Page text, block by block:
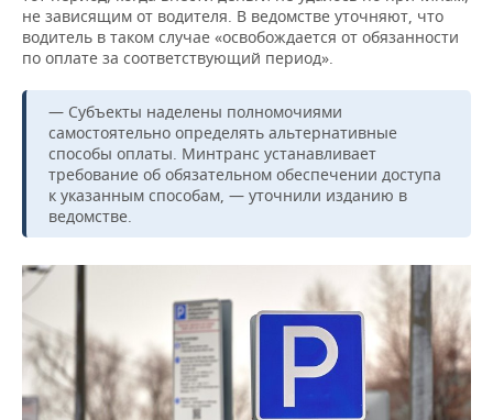
ХОККЕЙ С МЯЧОМ
ПРОИСШЕСТВИЯ
не зависящим от водителя. В ведомстве уточняют, что
водитель в таком случае «освобождается от обязанности
по оплате за соответствующий период».
— Субъекты наделены полномочиями
самостоятельно определять альтернативные
способы оплаты. Минтранс устанавливает
требование об обязательном обеспечении доступа
к указанным способам, — уточнили изданию в
ведомстве.